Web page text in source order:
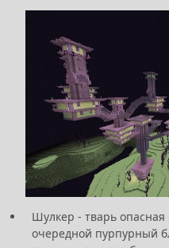
Шулкер - тварь опасная
очередной пурпурный